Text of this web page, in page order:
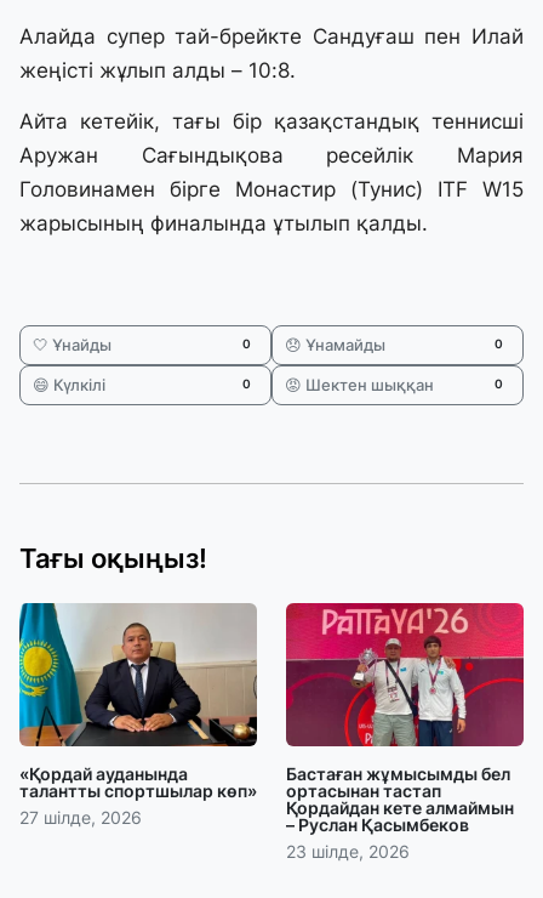
Алайда супер тай-брейкте Сандуғаш пен Илай
жеңісті жұлып алды – 10:8.
Айта кетейік, тағы бір қазақстандық теннисші
Аружан Сағындықова ресейлік Мария
Головинамен бірге Монастир (Тунис) ITF W15
жарысының финалында ұтылып қалды.
🤍 Ұнайды 0 😞 Ұнамайды 0
😄 Күлкілі 0 😡 Шектен шыққан 0
Тағы оқыңыз!
«Қордай ауданында
талантты спортшылар көп»
27 шілде, 2026
Бастаған жұмысымды бел
ортасынан тастап
Қордайдан кете алмаймын
– Руслан Қасымбеков
23 шілде, 2026